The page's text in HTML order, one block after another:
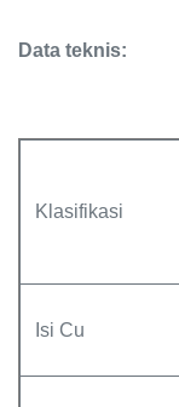
Data teknis:
Klasifikasi
Isi Cu